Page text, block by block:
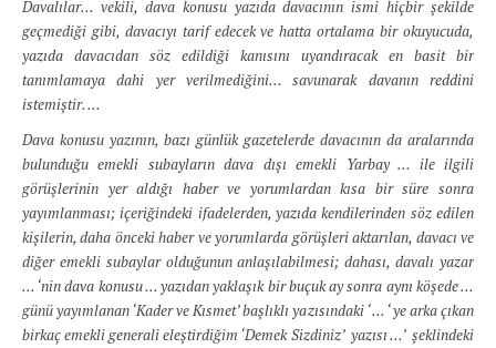
Davalılar… vekili, dava konusu yazıda davacının ismi hiçbir şekilde
geçmediği gibi, davacıyı tarif edecek ve hatta ortalama bir okuyucuda,
yazıda davacıdan söz edildiği kanısını uyandıracak en basit bir
tanımlamaya dahi yer verilmediğini… savunarak davanın reddini
istemiştir. …
Dava konusu yazının, bazı günlük gazetelerde davacının da aralarında
bulunduğu emekli subayların dava dışı emekli Yarbay … ile ilgili
görüşlerinin yer aldığı haber ve yorumlardan kısa bir süre sonra
yayımlanması; içeriğindeki ifadelerden, yazıda kendilerinden söz edilen
kişilerin, daha önceki haber ve yorumlarda görüşleri aktarılan, davacı ve
diğer emekli subaylar olduğunun anlaşılabilmesi; dahası, davalı yazar
… ‘nin dava konusu … yazıdan yaklaşık bir buçuk ay sonra aynı köşede …
günü yayımlanan ‘Kader ve Kısmet’ başlıklı yazısındaki ‘ ... ‘ ye arka çıkan
birkaç emekli generali eleştirdiğim ‘Demek Sizdiniz’ yazısı ...’ şeklindeki